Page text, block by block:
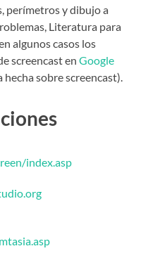
perímetros y dibujo a
Literatura para
algunos casos los
screencast enGoogle
hecha sobre screencast).
index.asp